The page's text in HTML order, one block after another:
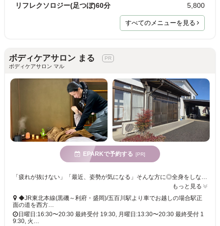
リフレクソロジー(足つぼ)60分
5,800
すべてのメニューを見る
ボディケアサロン まる
ボディケアサロン マル
EPARKで予約する [PR]
「疲れが抜けない」「最近、姿勢が気になる」そんな方に◎全身をしなやかに整えるボーンアジャストメントで、健康的な身体の土台づくりをお手伝いします。
もっと見る
◆JR東北本線(黒磯～利府・盛岡)/五百川駅より車でお越しの場合駅正
面の道を西方…
日曜日:16:30〜20:30 最終受付 19:30, 月曜日:13:30〜20:30 最終受付 1
9:30, 火…